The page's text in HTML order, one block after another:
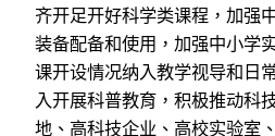
齐开足开好科学类课程，加强
装备配备和使用，加强中小学
课开设情况纳入教学视导和日
入开展科普教育，积极推动科
地、高科技企业、高校实验室